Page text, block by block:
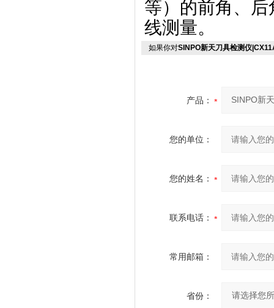
等）的前角、
线测量。
如果你对SINPO新天刀具检测仪
产品：
您的单位：
您的姓名：
联系电话：
常用邮箱：
省份：